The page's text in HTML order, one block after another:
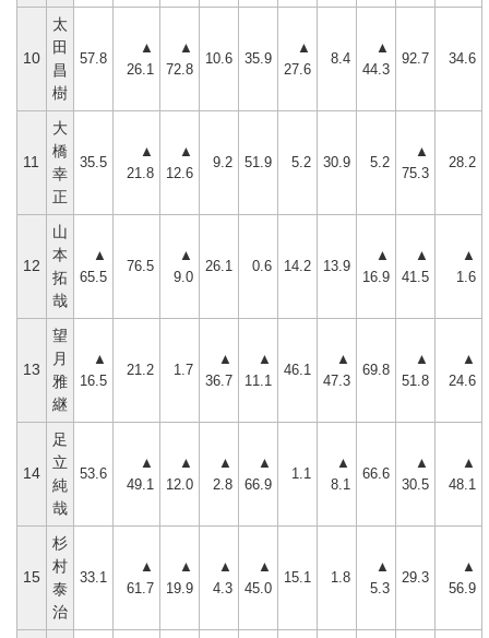
10
太
田
昌
樹
57.8
▲
26.1
▲
72.8
10.6 35.9
▲
27.6
8.4
▲
44.3
92.7 34.6
11
大
橋
幸
正
35.5
▲
21.8
▲
12.6
9.2 51.9 5.2 30.9 5.2
▲
75.3
28.2
12
山
本
拓
哉
▲
65.5
76.5
▲
9.0
26.1 0.6 14.2 13.9
▲
16.9
▲
41.5
▲
1.6
13
望
月
雅
継
▲
16.5
21.2 1.7
▲
36.7
▲
11.1
46.1
▲
47.3
69.8
▲
51.8
▲
24.6
14
足
立
純
哉
53.6
▲
49.1
▲
12.0
▲
2.8
▲
66.9
1.1
▲
8.1
66.6
▲
30.5
▲
48.1
15
杉
村
泰
治
33.1
▲
61.7
▲
19.9
▲
4.3
▲
45.0
15.1 1.8
▲
5.3
29.3
▲
56.9